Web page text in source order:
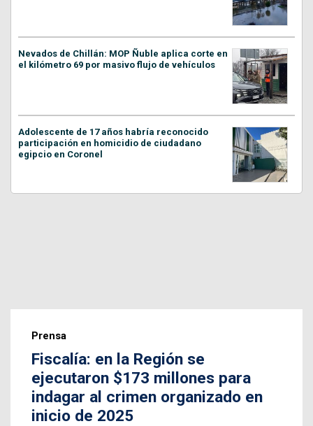
Nevados de Chillán: MOP Ñuble aplica corte en
el kilómetro 69 por masivo flujo de vehículos
Adolescente de 17 años habría reconocido
participación en homicidio de ciudadano
egipcio en Coronel
Prensa
Fiscalía: en la Región se
ejecutaron $173 millones para
indagar al crimen organizado en
inicio de 2025